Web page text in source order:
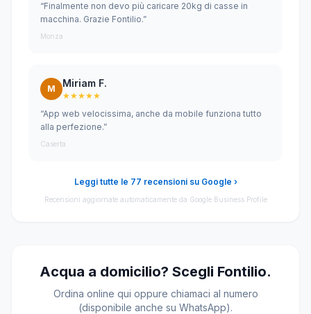
“Finalmente non devo più caricare 20kg di casse in
macchina. Grazie Fontilio.”
Monza
M Miriam F.
★★★★★
“App web velocissima, anche da mobile funziona tutto
alla perfezione.”
Caserta
Leggi tutte le 77 recensioni su Google ›
Recensioni aggiornate automaticamente da Google Business Profile
Acqua a domicilio? Scegli Fontilio.
Ordina online qui oppure chiamaci al numero
(disponibile anche su WhatsApp).